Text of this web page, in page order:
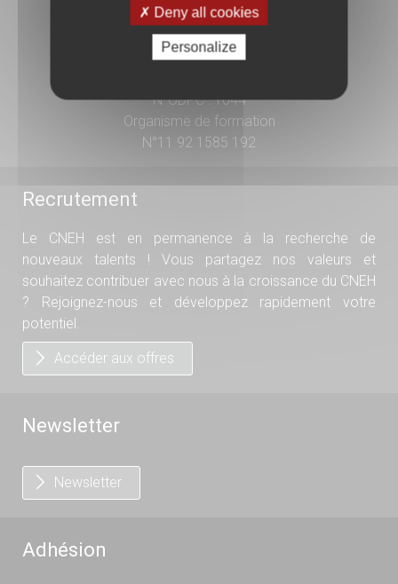
3 rue Danton
92240 Malakoff
01 41 17 15 15
N°ODPC : 1044
Organisme de formation
N°11 92 1585 192
Recrutement
Le CNEH est en permanence à la recherche de
nouveaux talents ! Vous partagez nos valeurs et
souhaitez contribuer avec nous à la croissance du CNEH
? Rejoignez-nous et développez rapidement votre
potentiel.
Accéder aux offres
Newsletter
Newsletter
Adhésion
Deny all cookies
Personalize